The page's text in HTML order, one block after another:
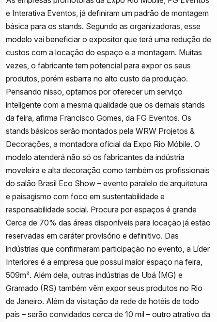
e Interativa Eventos, já definiram um padrão de montagem
básica para os stands. Segundo as organizadoras, esse
modelo vai beneficiar o expositor que terá uma redução de
custos com a locação do espaço e a montagem. Muitas
vezes, o fabricante tem potencial para expor os seus
produtos, porém esbarra no alto custo da produção.
Pensando nisso, optamos por oferecer um serviço
inteligente com a mesma qualidade que os demais stands
da feira, afirma Francisco Gomes, da FG Eventos. Os
stands básicos serão montados pela WRW Projetos &
Decorações, a montadora oficial da Expo Rio Móbile. O
modelo atenderá não só os fabricantes da indústria
moveleira e alta decoração como também os profissionais
do salão Brasil Eco Show – evento paralelo de arquitetura
e paisagismo com foco em sustentabilidade e
responsabilidade social. Procura por espaços é grande
Cerca de 70% das áreas disponíveis para locação já estão
reservadas em caráter provisório e definitivo. Das
indústrias que confirmaram participação no evento, a Líder
Interiores é a empresa que possui maior espaço na feira,
509m². Além dela, outras indústrias de Ubá (MG) e
Gramado (RS) também vêm expor seus produtos no Rio
de Janeiro. Além da visitação da rede de hotéis de todo
país – serão convidados cerca de 10 mil – outro atrativo da